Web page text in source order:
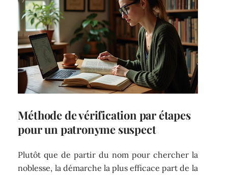
Méthode de vérification par étapes
pour un patronyme suspect
Plutôt que de partir du nom pour chercher la
noblesse, la démarche la plus efficace part de la